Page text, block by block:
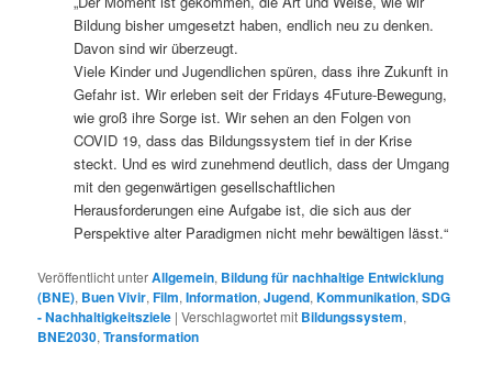
Bildung bisher umgesetzt haben, endlich neu zu denken.
Davon sind wir überzeugt.
Viele Kinder und Jugendlichen spüren, dass ihre Zukunft in
Gefahr ist. Wir erleben seit der Fridays 4Future-Bewegung,
wie groß ihre Sorge ist. Wir sehen an den Folgen von
COVID 19, dass das Bildungssystem tief in der Krise
steckt. Und es wird zunehmend deutlich, dass der Umgang
mit den gegenwärtigen gesellschaftlichen
Herausforderungen eine Aufgabe ist, die sich aus der
Perspektive alter Paradigmen nicht mehr bewältigen lässt.“
Veröffentlicht unterAllgemein, Bildung für nachhaltige Entwicklung
(BNE), Buen Vivir,Film,Information,Jugend,Kommunikation,SDG
- Nachhaltigkeitsziele |Verschlagwortet mit Bildungssystem,
BNE2030,Transformation